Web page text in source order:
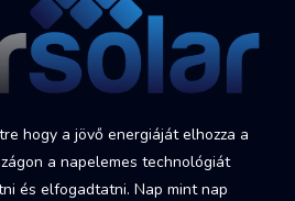
hogy a jövő energiáját elhozza a
a napelemes technológiát
és elfogadtatni. Nap mint nap